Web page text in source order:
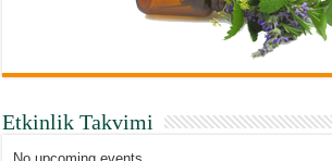
Etkinlik Takvimi